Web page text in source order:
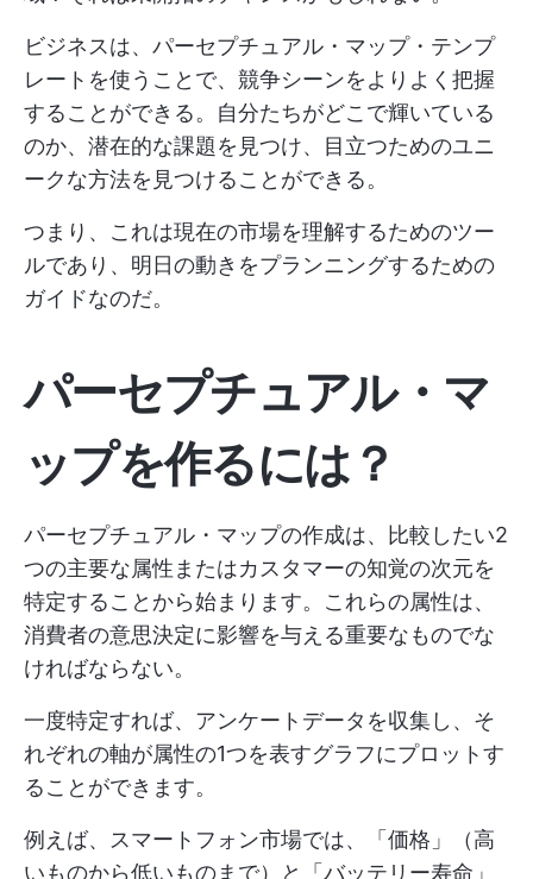
ビジネスは、パーセプチュアル・マップ・テンプ
レートを使うことで、競争シーンをよりよく把握
することができる。自分たちがどこで輝いている
のか、潜在的な課題を見つけ、目立つためのユニ
ークな方法を見つけることができる。
つまり、これは現在の市場を理解するためのツー
ルであり、明日の動きをプランニングするための
ガイドなのだ。
パーセプチュアル・マ
ップを作るには？
パーセプチュアル・マップの作成は、比較したい2
つの主要な属性またはカスタマーの知覚の次元を
特定することから始まります。これらの属性は、
消費者の意思決定に影響を与える重要なものでな
ければならない。
一度特定すれば、アンケートデータを収集し、そ
れぞれの軸が属性の1つを表すグラフにプロットす
ることができます。
例えば、スマートフォン市場では、「価格」（高
いものから低いものまで）と「バッテリー寿命」